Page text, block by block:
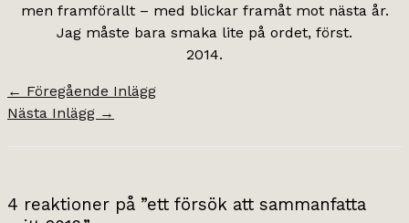
men framförallt – med blickar framåt mot nästa år.
Jag måste bara smaka lite på ordet, först.
2014.
← Föregående Inlägg
Nästa Inlägg →
4 reaktioner på ”ett försök att sammanfatta